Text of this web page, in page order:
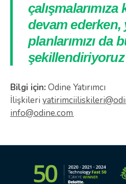
çalışmalarımıza
devam ederken,
planlarımızı da
Bilgi için: Odine Yatırımcı
İlişkileri
info@odine.com